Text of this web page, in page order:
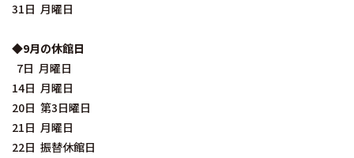
31日 月曜日
◆9月の休館日
7日 月曜日
14日 月曜日
20日 第3日曜日
21日 月曜日
22日 振替休館日